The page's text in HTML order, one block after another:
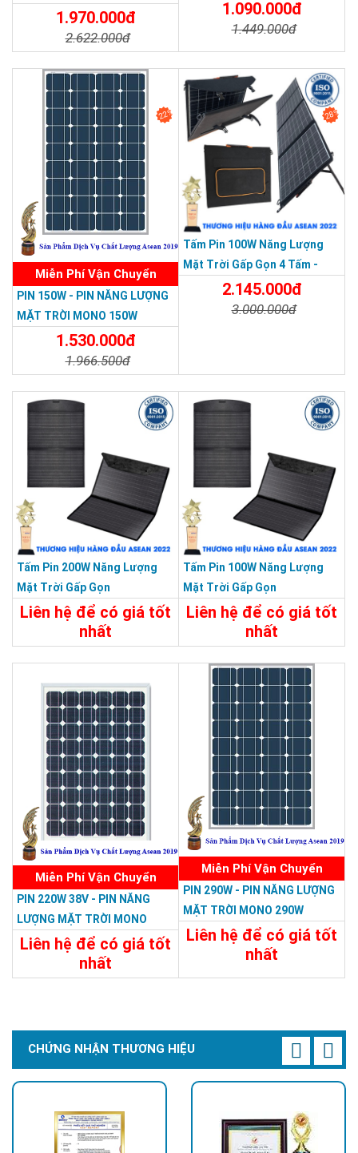
200W-30V1.970.000đ
2.622.000đ
1.090.000đ
1.449.000đ
Chi Tiết Đặt Mua
22%
Miễn Phí Vận Chuyển
PIN 150W - PIN NĂNG LƯỢNG
MẶT TRỜI MONO 150W
1.530.000đ
1.966.500đ
28%
Tấm Pin 100W Năng Lượng
Mặt Trời Gấp Gọn 4 Tấm -
Xách Tay Du Lịch Dã Ngoại
2.145.000đ
3.000.000đ
Tấm Pin 200W Năng Lượng
Mặt Trời Gấp Gọn
Liên hệ để có giá tốt
nhất
Tấm Pin 100W Năng Lượng
Mặt Trời Gấp Gọn
Liên hệ để có giá tốt
nhất
Miễn Phí Vận Chuyển
PIN 220W 38V - PIN NĂNG
LƯỢNG MẶT TRỜI MONO
220W-38V
Liên hệ để có giá tốt
nhất
Miễn Phí Vận Chuyển
PIN 290W - PIN NĂNG LƯỢNG
MẶT TRỜI MONO 290W
Liên hệ để có giá tốt
nhất
Chi Tiết Liên Hệ
CHỨNG NHẬN THƯƠNG HIỆU